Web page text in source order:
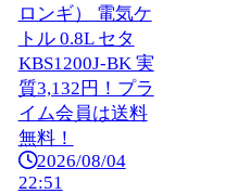
ロンギ） 電気ケ
トル 0.8L セタ
KBS1200J-BK 実
質3,132円！プラ
イム会員は送料
無料！
2026/08/04
22:51